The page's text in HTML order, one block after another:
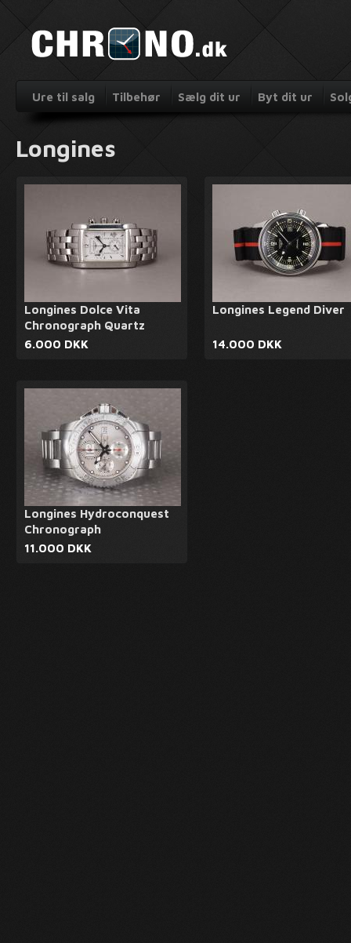
Ure til salg Tilbehør Sælg dit ur Byt dit ur
Longines
Longines Dolce Vita
Chronograph Quartz
6.000 DKK
Longines Legend Diver
14.000 DKK
Longines Hydroconquest
Chronograph
11.000 DKK